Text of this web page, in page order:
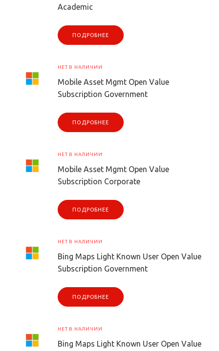
Academic
ПОДРОБНЕЕ
НЕТ В НАЛИЧИИ
Mobile Asset Mgmt Open Value
Subscription Government
ПОДРОБНЕЕ
НЕТ В НАЛИЧИИ
Mobile Asset Mgmt Open Value
Subscription Corporate
ПОДРОБНЕЕ
НЕТ В НАЛИЧИИ
Bing Maps Light Known User Open Value
Subscription Government
ПОДРОБНЕЕ
НЕТ В НАЛИЧИИ
Bing Maps Light Known User Open Value